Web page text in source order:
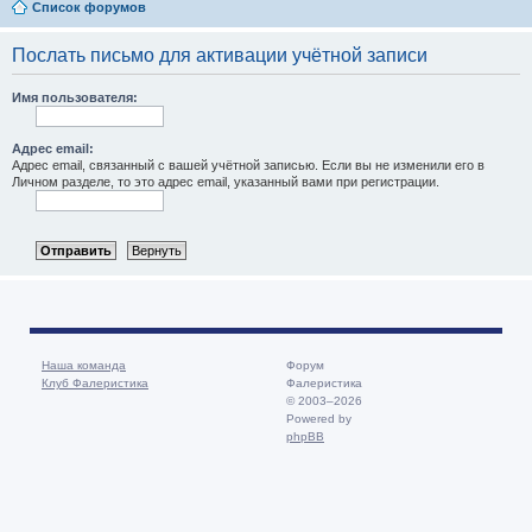
Список форумов
Послать письмо для активации учётной записи
Имя пользователя:
Адрес email:
Адрес email, связанный с вашей учётной записью. Если вы не изменили его в
Личном разделе, то это адрес email, указанный вами при регистрации.
Наша команда
Клуб Фалеристика
Форум
Фалеристика
© 2003–2026
Powered by
phpBB